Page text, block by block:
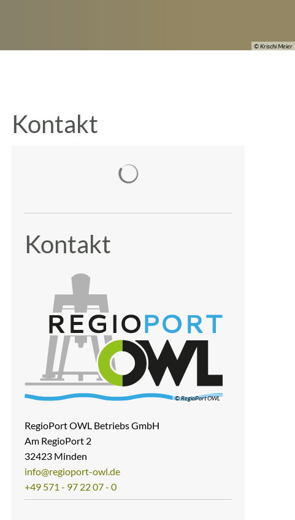
© Krischi Meier
Kontakt
Kontakt
© RegioPort OWL
RegioPort OWL Betriebs GmbH
Am RegioPort 2
32423 Minden
info@regioport-owl.de
+49 571 - 97 22 07 - 0